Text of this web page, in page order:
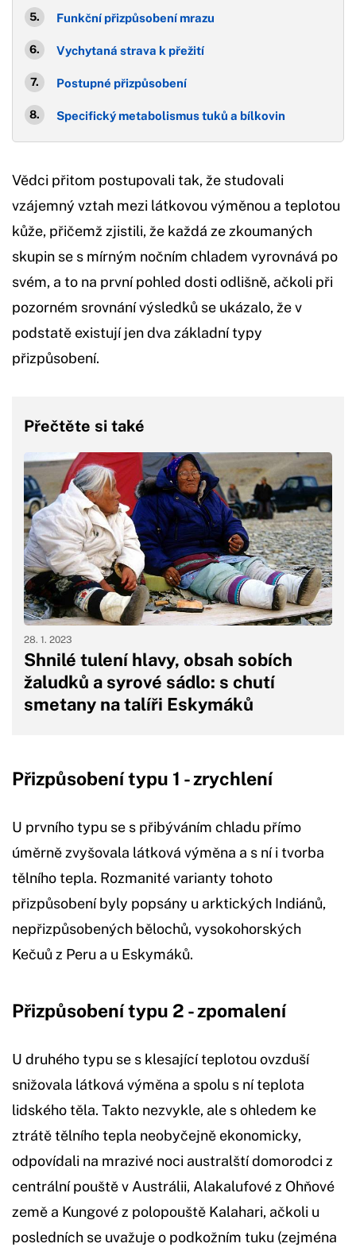
Funkční přizpůsobení mrazu
Vychytaná strava k přežití
Postupné přizpůsobení
Specifický metabolismus tuků a bílkovin
Vědci přitom postupovali tak, že studovali
vzájemný vztah mezi látkovou výměnou a teplotou
kůže, přičemž zjistili, že každá ze zkoumaných
skupin se s mírným nočním chladem vyrovnává po
svém, a to na první pohled dosti odlišně, ačkoli při
pozorném srovnání výsledků se ukázalo, že v
podstatě existují jen dva základní typy
přizpůsobení.
Přečtěte si také
Shnilé tulení hlavy, obsah sobích
žaludků a syrové sádlo: s chutí
smetany na talíři Eskymáků
28. 1. 2023
Přizpůsobení typu 1 - zrychlení
U prvního typu se s přibýváním chladu přímo
úměrně zvyšovala látková výměna a s ní i tvorba
tělního tepla. Rozmanité varianty tohoto
přizpůsobení byly popsány u arktických Indiánů,
nepřizpůsobených bělochů, vysokohorských
Kečuů z Peru a u Eskymáků.
Přizpůsobení typu 2 - zpomalení
U druhého typu se s klesající teplotou ovzduší
snižovala látková výměna a spolu s ní teplota
lidského těla. Takto nezvykle, ale s ohledem ke
ztrátě tělního tepla neobyčejně ekonomicky,
odpovídali na mrazivé noci australští domorodci z
centrální pouště v Austrálii, Alakalufové z Ohňové
země a Kungové z polopouště Kalahari, ačkoli u
posledních se uvažuje o podkožním tuku (zejména